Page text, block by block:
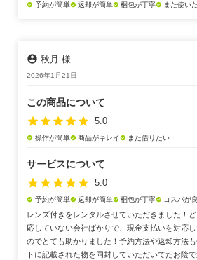
check_circle 予約が簡単check_circle 返却が簡単check_circle 梱包が丁寧check_circle また使い
account_circle 秋月 様
2026年1月21日
この商品について
star star star star star 5.0
check_circle 操作が簡単check_circle 商品がキレイ check_circle また借りたい
サービスについて
star star star star star 5.0
check_circle 予約が簡単check_circle 返却が簡単check_circle 梱包が丁寧check_circle コスパが
レンズ付きをレンタルさせていただきました！
応していない会社ばかりで、現金支払いを対応
のでとても助かりました！予約方法や返却方法
トに記載された物を同封していただいてたお陰